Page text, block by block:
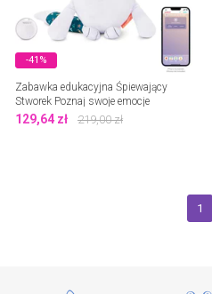
-41%
Zabawka edukacyjna Śpiewający
Stworek Poznaj swoje emocje
Miniland
129,64 zł 219,00zł
1